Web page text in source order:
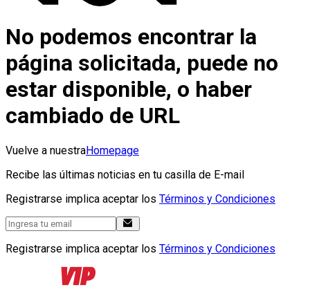
No podemos encontrar la
página solicitada, puede no
estar disponible, o haber
cambiado de URL
Vuelve a nuestraHomepage
Recibe las últimas noticias en tu casilla de E-mail
Registrarse implica aceptar los Términos y Condiciones
Registrarse implica aceptar los Términos y Condiciones